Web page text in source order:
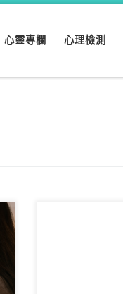
心靈專欄 心理檢測